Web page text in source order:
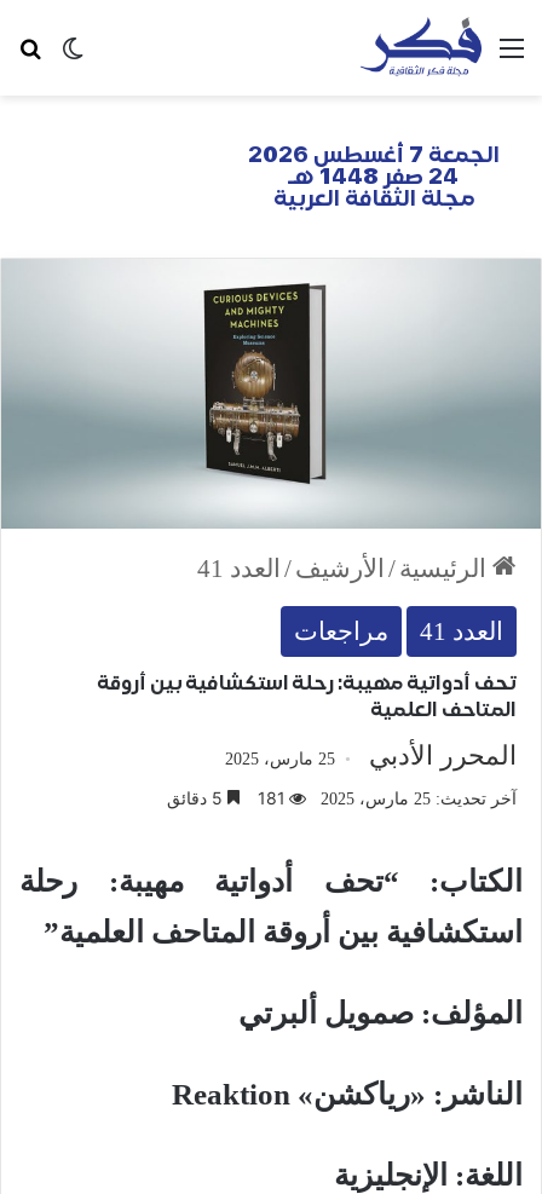
الجمعة 7 أغسطس 2026
24 صفر 1448 هـ
مجلة الثقافة العربية
الرئيسية/ الأرشيف/ العدد 41
العدد 41 مراجعات
تحف أدواتية مهيبة: رحلة استكشافية بين أروقة
المتاحف العلمية
المحرر الأدبي 25 مارس، 2025
آخر تحديث: 25 مارس، 2025 181
الكتاب: “تحف أدواتية مهيبة: رحلة
استكشافية بين أروقة المتاحف العلمية”
المؤلف: صمويل ألبرتي
الناشر: «رياكشن» Reaktion
اللغة: الإنجليزية